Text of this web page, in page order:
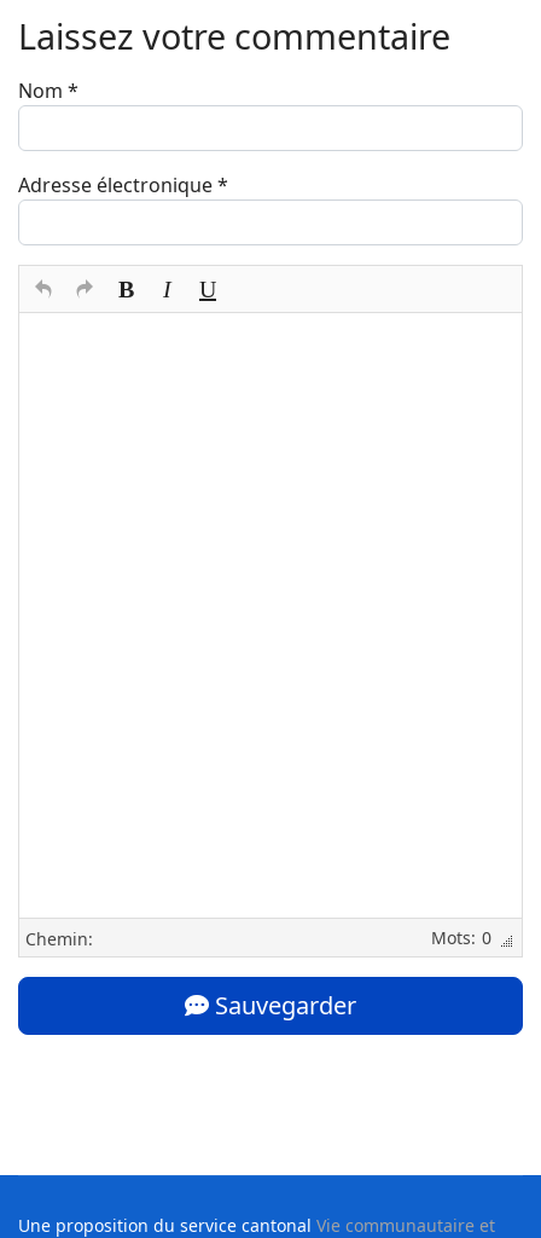
Laissez votre commentaire
Nom *
Adresse électronique*
Texte du commentaire
Chemin: 0
Sauvegarder
Une proposition du service cantonal Vie communautaire et